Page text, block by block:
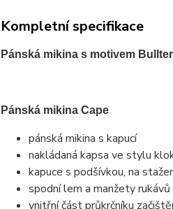
Kompletní specifikace
Pánská mikina s motivem
Pánská mikina Cape
pánská mikina s kapucí
nakládaná kapsa ve stylu
kapuce s podšívkou, na
spodní lem a manžety
vnitřní část průkrčníku